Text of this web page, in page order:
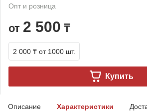
Опт и розница
от 2 500 ₸
2 000 ₸ от 1000 шт.
Купить
Описание Характеристики